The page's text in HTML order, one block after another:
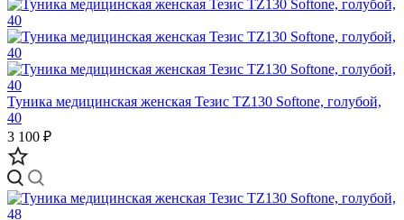
Туника медицинская женская Тезис TZ130 Softone, голубой,
40
3 100 ₽